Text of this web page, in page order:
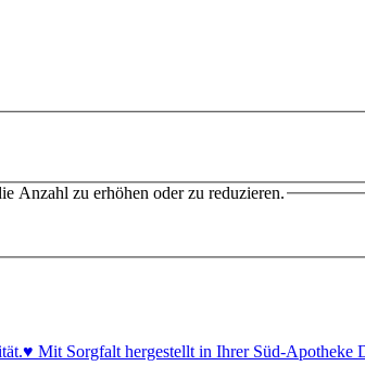
Anzahl zu erhöhen oder zu reduzieren.
Mit Sorgfalt hergestellt in Ihrer Süd-Apotheke